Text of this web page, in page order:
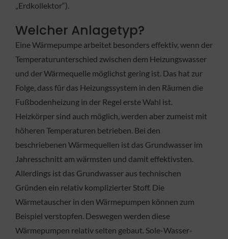
„Erdkollektor“).
Welcher Anlagetyp?
Eine Wärmepumpe arbeitet besonders effektiv, wenn der
Temperaturunterschied zwischen dem Heizungswasser
und der Wärmequelle möglichst gering ist. Das hat zur
Folge, dass für das Heizungssystem in den Räumen die
Fußbodenheizung in der Regel erste Wahl ist.
Heizkörper sind auch möglich, werden aber zumeist mit
höheren Temperaturen betrieben. Bei den
beschriebenen Wärmequellen ist das Grundwasser im
Jahresschnitt am wärmsten und damit effektivsten.
Allerdings ist das Grundwasser aus technischen
Gründen ein relativ komplizierter Stoff. Die
Wärmetauscher in den Wärmepumpen können zum
Beispiel verstopfen. Deswegen werden diese
Wärmepumpen relativ selten gebaut. Sole-Wasser-